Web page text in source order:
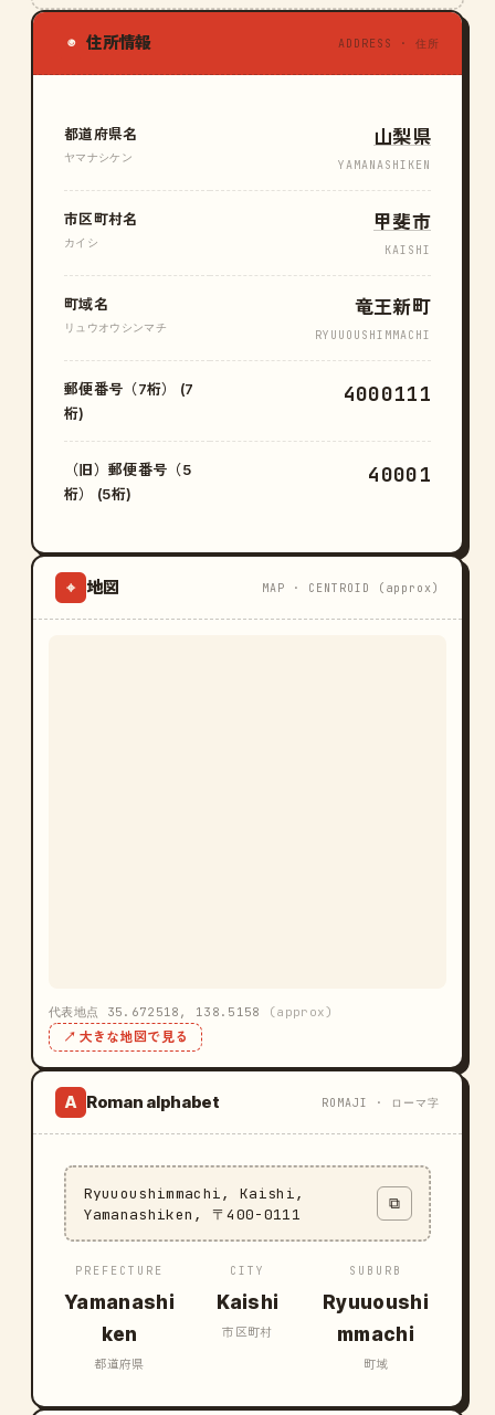
◉ 住所情報 ADDRESS · 住所
都道府県名
ヤマナシケン
山梨県
YAMANASHIKEN
市区町村名
カイシ
甲斐市
KAISHI
町域名
リュウオウシンマチ
竜王新町
RYUUOUSHIMMACHI
郵便番号（7桁） (7
桁)
4000111
（旧）郵便番号（5
桁） (5桁)
40001
⌖ 地図 MAP · CENTROID (approx)
代表地点 35.672518, 138.5158 (approx)
↗ 大きな地図で見る
A Roman alphabet ROMAJI · ローマ字
Ryuuoushimmachi, Kaishi,
Yamanashiken, 〒400-0111
⧉
PREFECTURE
Yamanashi
ken
都道府県
CITY
Kaishi
市区町村
SUBURB
Ryuuoushi
mmachi
町域